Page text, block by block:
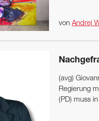
von Andrej
(avg)
Regierung
(PD) muss